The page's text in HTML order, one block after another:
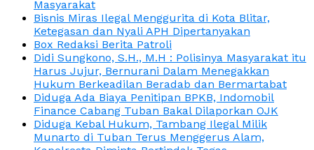
Masyarakat
Bisnis Miras Ilegal Menggurita di Kota Blitar,
Ketegasan dan Nyali APH Dipertanyakan
Box Redaksi Berita Patroli
Didi Sungkono, S.H., M.H : Polisinya Masyarakat itu
Harus Jujur, Bernurani Dalam Menegakkan
Hukum Berkeadilan Beradab dan Bermartabat
Diduga Ada Biaya Penitipan BPKB, Indomobil
Finance Cabang Tuban Bakal Dilaporkan OJK
Diduga Kebal Hukum, Tambang Ilegal Milik
Munarto di Tuban Terus Menggerus Alam,